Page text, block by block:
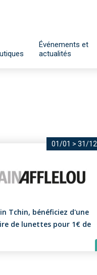
Événements et
actualités
01/01 > 31/12
Tchin, bénéficiez d'une
de lunettes pour 1€ de